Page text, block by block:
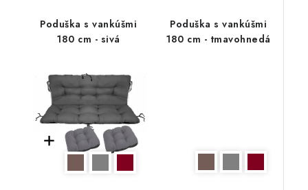
Poduška s vankúšmi
180 cm - sivá
Poduška s vankúšmi
180 cm - tmavohnedá